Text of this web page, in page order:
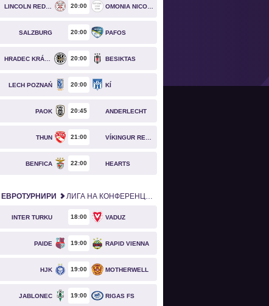
20 00
SALZBURG 20 00 PAFOS
20 00 BESIKTAS
LECH POZNAŃ 20 00 KÍ
PAOK 20 45 ANDERLECHT
THUN 21 00
BENFICA 22 00 HEARTS
ЕВРОТУРНИРИ ЛИГА НА КОНФЕРЕНЦИИТЕ
INTER TURKU 18 00 VADUZ
PAIDE 19 00 RAPID VIENNA
HJK 19 00 MOTHERWELL
JABLONEC 19 00 RIGAS FS